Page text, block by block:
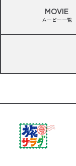
MOVIE
ムービー一覧